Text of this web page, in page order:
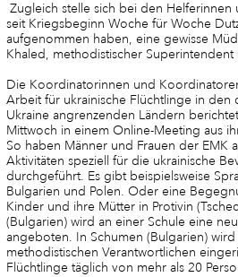
Zugleich stelle sich bei den
seit Kriegsbeginn Woche für Woche
aufgenommen haben, eine gewisse
Khaled, methodistischer Superintendent
Die Koordinatorinnen und
Arbeit für ukrainische Flüchtlinge in
Ukraine angrenzenden Ländern
Mittwoch in einem Online-Meeting aus
So haben Männer und Frauen der EMK
Aktivitäten speziell für die ukrainische
durchgeführt. Es gibt beispielsweise
Bulgarien und Polen. Oder eine
Kinder und ihre Mütter in Protivin
(Bulgarien) wird an einer Schule eine
angeboten. In Schumen (Bulgarien)
methodistischen Verantwortlichen
Flüchtlinge täglich von mehr als 20